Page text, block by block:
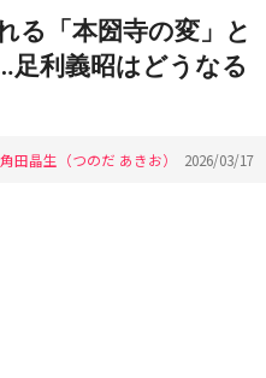
る「本圀寺の変」と
足利義昭はどうなる
角田晶生（つのだ あきお） 2026/03/17